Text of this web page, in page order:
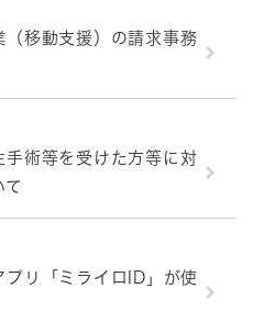
（移動支援）の請求事務
手術等を受けた方等に対
て
リ「ミライロID」が使